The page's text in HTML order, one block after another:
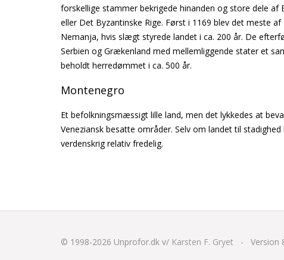
forskellige stammer bekrigede hinanden og store dele
eller Det Byzantinske Rige. Først i 1169 blev det meste
Nemanja, hvis slægt styrede landet i ca. 200 år. De
Serbien og Grækenland med mellemliggende stater et
beholdt herredømmet i ca. 500 år.
Montenegro
Et befolkningsmæssigt lille land, men det lykkedes at
Veneziansk besatte områder. Selv om landet til
verdenskrig relativ fredelig.
© 1998-2026 Unprofor.dk v/ Karsten F. Gryet - Version